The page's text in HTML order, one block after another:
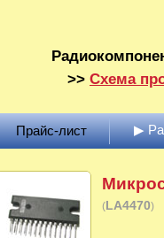
>> Схема
Прайс-лист ▶
(LA4470)